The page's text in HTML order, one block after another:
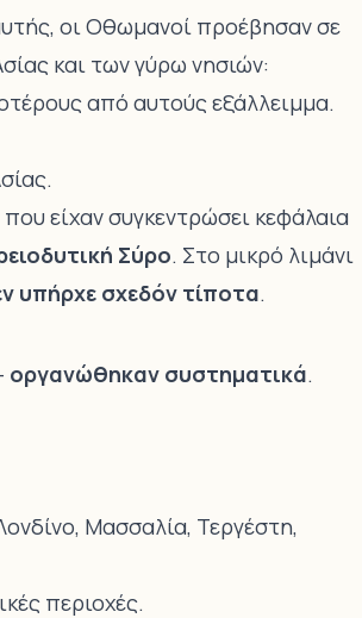
οι Οθωμανοί προέβησαν σε
και των γύρω νησιών:
από αυτούς εξάλλειμμα.
είχαν συγκεντρώσει κεφάλαια
Σύρο. Στο μικρό λιμάνι
υπήρχε σχεδόν τίποτα.
οργανώθηκαν συστηματικά.
Μασσαλία, Τεργέστη,
περιοχές.